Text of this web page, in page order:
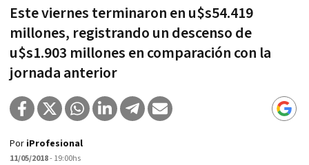
Este viernes terminaron en u$s54.419
millones, registrando un descenso de
u$s1.903 millones en comparación con la
jornada anterior
Por iProfesional
11/05/2018- 19:00hs